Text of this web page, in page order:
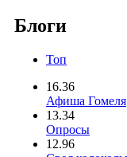
Блоги
Топ
16.36
Афиша Гомеля
13.34
Опросы
12.96